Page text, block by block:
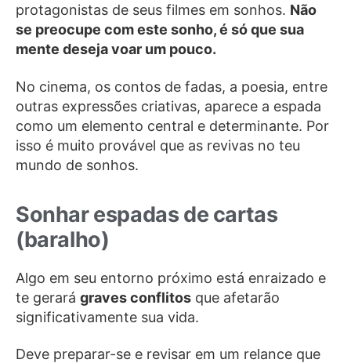
protagonistas de seus filmes em sonhos. Não
se preocupe com este sonho, é só que sua
mente deseja voar um pouco.
No cinema, os contos de fadas, a poesia, entre
outras expressões criativas, aparece a espada
como um elemento central e determinante. Por
isso é muito provável que as revivas no teu
mundo de sonhos.
Sonhar espadas de cartas
(baralho)
Algo em seu entorno próximo está enraizado e
te gerará graves conflitos que afetarão
significativamente sua vida.
Deve preparar-se e revisar em um relance que